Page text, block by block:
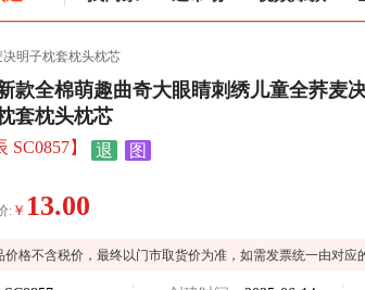
明子枕套枕头枕芯
款全棉萌趣曲奇大眼睛刺绣儿童全荞麦
套枕头枕芯
SC0857】 退 图
: ￥ 13.00
价格不含税价，最终以门市取货价为准，如需发票统一由对应